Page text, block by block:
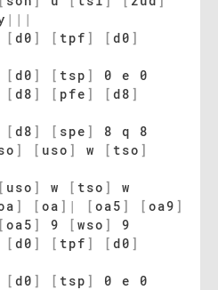
| | |
[ d0 ] [ tpf ] [ d0 ]
[ d0 ] [ tsp ]
0 e 0
[ d8 ] [ pfe ] [ d8 ]
[ d8 ] [ spe ]
8 q 8
] [ uso ] w [ tso ]
[ uso ] w [ tso ]
w
] [ oa ] | [ oa5 ] [ oa9 ]
[ oa5 ] 9 [ wso ]
9
[ d0 ] [ tpf ] [ d0 ]
[ d0 ] [ tsp ]
0 e 0